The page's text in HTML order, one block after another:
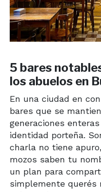
5 bares
los abuelos en
En una ciudad en
bares que se
generaciones
identidad porteña.
charla no tiene
mozos saben tu
un plan para
simplemente querés